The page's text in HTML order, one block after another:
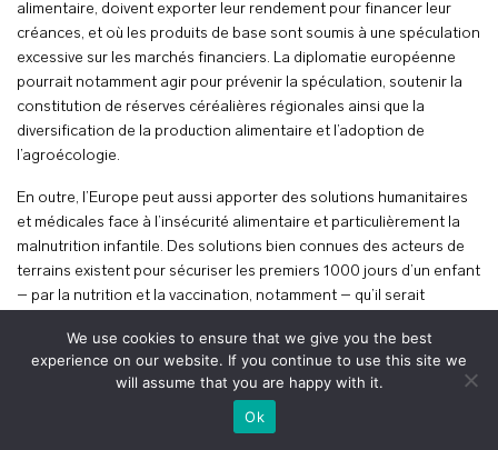
alimentaire, doivent exporter leur rendement pour financer leur
créances, et où les produits de base sont soumis à une spéculation
excessive sur les marchés financiers. La diplomatie européenne
pourrait notamment agir pour prévenir la spéculation, soutenir la
constitution de réserves céréalières régionales ainsi que la
diversification de la production alimentaire et l’adoption de
l’agroécologie.
En outre, l’Europe peut aussi apporter des solutions humanitaires
et médicales face à l’insécurité alimentaire et particulièrement la
malnutrition infantile. Des solutions bien connues des acteurs de
terrains existent pour sécuriser les premiers 1000 jours d’un enfant
– par la nutrition et la vaccination, notamment – qu’il serait
Banque mondiale souligne que la dénutrition coûte entre 3 et 16 %
de PIB dans certains pays, par ses impacts dévastateurs sur les
populations, surtout les femmes et les enfants.
We use cookies to ensure that we give you the best
experience on our website. If you continue to use this site we
will assume that you are happy with it.
Ok